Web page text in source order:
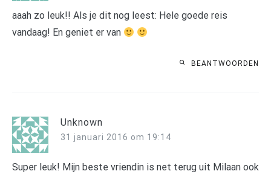
aaah zo leuk!! Als je dit nog leest: Hele goede reis
vandaag! En geniet er van
BEANTWOORDEN
Unknown
31 januari 2016 om 19:14
Super leuk! Mijn beste vriendin is net terug uit Milaan ook